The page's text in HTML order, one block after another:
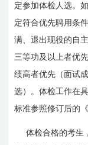
定参加体检人选。
定符合优先聘用条
满、退出现役的自
三等功及以上者优
绩高者优先（面试
选）。体检工作在
标准参照修订后的
体检合格的考生